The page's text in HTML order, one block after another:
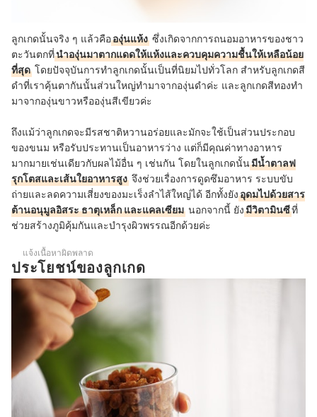
ลูกเกดนั้นจริง ๆ แล้วคือองุ่นแห้ง ซึ่งเกิดจากการถนอมอาหารของชาว
ตะวันตกที่นำองุ่นมาตากแดดให้แห้งและควบคุมความชื้นให้เหลือน้อย
ที่สุด โดยปัจจุบันการทำลูกเกดนั้นเป็นที่นิยมไปทั่วโลก สำหรับลูกเกดสี
ดำที่เราคุ้นตากันนั้นส่วนใหญ่ทำมาจากองุ่นดำค่ะ และลูกเกดสีทองทำ
มาจากองุ่นขาวหรือองุ่นสีเขียวค่ะ
ถึงแม้ว่าลูกเกดจะมีรสชาติหวานอร่อยและมักจะใช้เป็นส่วนประกอบ
ของขนม หรือรับประทานเป็นอาหารว่าง แต่ก็มีคุณค่าทางอาหาร
มากมายเช่นเดียวกับผลไม้อื่น ๆ เช่นกัน โดยในลูกเกดนั้นมีน้ำตาลฟ
รุกโตสและเส้นใยอาหารสูง จึงช่วยเรื่องการดูดซึมอาหาร ระบบขับ
ถ่ายและลดความเสี่ยงของมะเร็งลำไส้ใหญ่ได้ อีกทั้งยังอุดมไปด้วยสาร
ต้านอนุมูลอิสระ ธาตุเหล็ก และแคลเซียม นอกจากนี้ ยังมีวิตามินซีที่
ช่วยสร้างภูมิคุ้มกันและบำรุงผิวพรรณอีกด้วยค่ะ
แจ้งเนื้อหาผิดพลาด
ประโยชน์ของลูกเกด